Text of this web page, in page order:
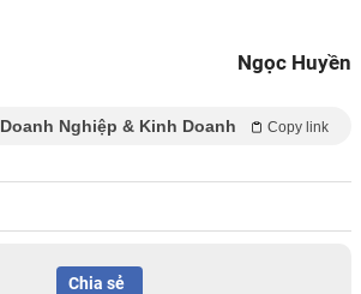
Ngọc Huyền
Doanh Nghiệp & Kinh Doanh Copy link
Chia sẻ